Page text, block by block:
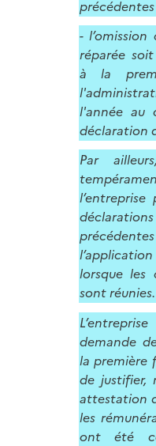
-
réparée
à la
l'année au
déclaration
Par
l’entreprise
lorsque les
sont réunies.
demande
la première
de justifier,
attestation
les
ont été